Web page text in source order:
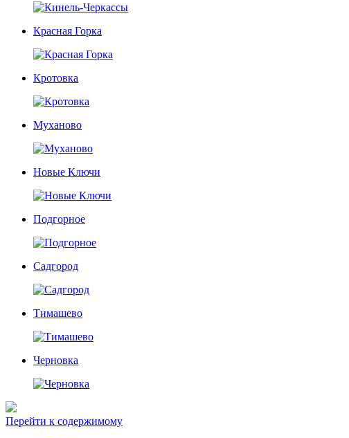
Красная Горка
Кротовка
Муханово
Новые Ключи
Подгорное
Садгород
Тимашево
Черновка
Перейти к содержимому